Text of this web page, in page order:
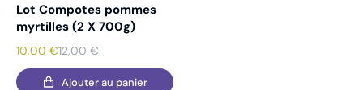
Lot Compotes pommes
myrtilles (2 X 700g)
12,00€
10,00 €
Ajouter au panier